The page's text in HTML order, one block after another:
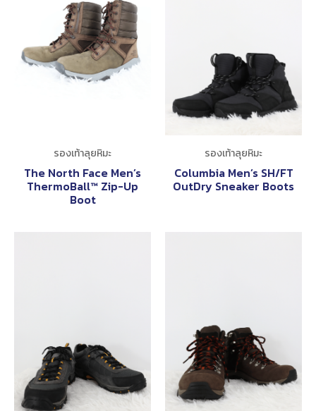
รองเท้าลุยหิมะ
The North Face Men’s
ThermoBall™ Zip-Up
Boot
รองเท้าลุยหิมะ
Columbia Men’s SH/FT
OutDry Sneaker Boots